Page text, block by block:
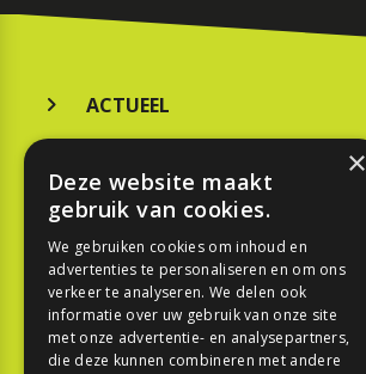
ACTUEEL
KOOPGIDS
TESTEN
SPORT
REPORTAGE
×
Deze website maakt
gebruik van cookies.
We gebruiken cookies om inhoud en
advertenties te personaliseren en om ons
verkeer te analyseren. We delen ook
informatie over uw gebruik van onze site
met onze advertentie- en analysepartners,
die deze kunnen combineren met andere